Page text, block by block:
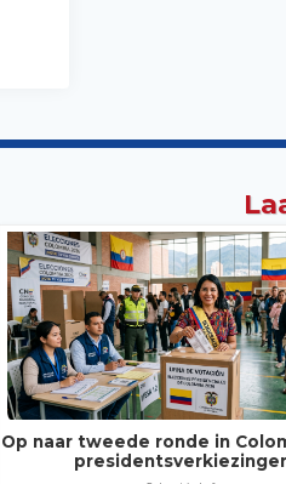
Op naar tweede ronde in